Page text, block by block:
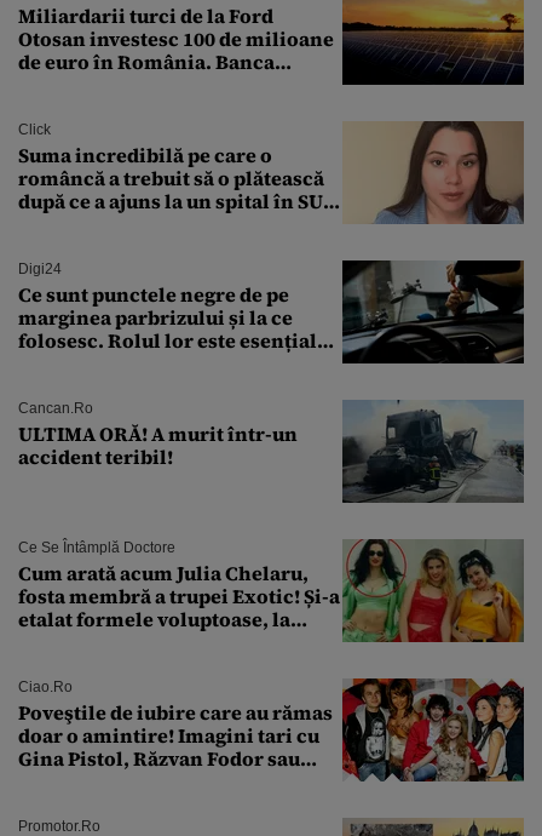
Miliardarii turci de la Ford
Otosan investesc 100 de milioane
de euro în România. Banca
Click
Suma incredibilă pe care o
româncă a trebuit să o plătească
după ce a ajuns la un spital în SUA:
Digi24
Ce sunt punctele negre de pe
marginea parbrizului și la ce
folosesc. Rolul lor este esențial
Cancan.ro
ULTIMA ORĂ! A murit într-un
accident teribil!
Ce Se Întâmplă Doctore
Cum arată acum Julia Chelaru,
fosta membră a trupei Exotic! Și-a
etalat formele voluptoase, la
Ciao.ro
Poveştile de iubire care au rămas
doar o amintire! Imagini tari cu
Gina Pistol, Răzvan Fodor sau
Promotor.ro